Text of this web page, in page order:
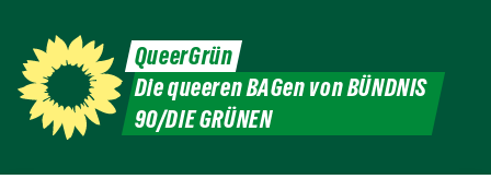
QueerGrün
Die queeren BAGen von BÜNDNIS
90/DIE GRÜNEN